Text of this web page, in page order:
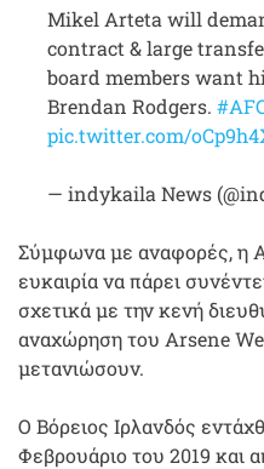
Mikel Arteta will
contract & large
board members want
Brendan Rodgers.
pic.twitter.com/
— indykaila News
Σύμφωνα με αναφορές, η
ευκαιρία να πάρει
σχετικά με την κενή
αναχώρηση του Arsene
μετανιώσουν.
Ο Βόρειος Ιρλανδός
Φεβρουάριο του 2019 και